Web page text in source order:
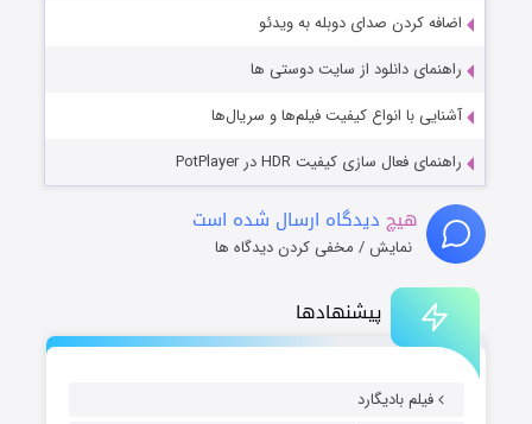
پیشنهادها
فیلم بادیگارد
اضافه کردن صدای دوبله به ویدئو
راهنمای دانلود از سایت دوستی ها
آشنایی با انواع کیفیت فیلم‌ها و سریال‌ها
راهنمای فعال سازی کیفیت HDR در PotPlayer
هیچ دیدگاه ارسال شده است
نمایش / مخفی کردن دیدگاه ها